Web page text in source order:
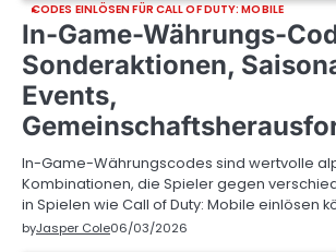
CODES EINLÖSEN FÜR CALL OF DUTY: MOBILE
In-Game-Währungs-
Sonderaktionen,
Events,
In-Game-Währungscodes sind wertvolle
Kombinationen, die Spieler gegen
in Spielen wie Call of Duty: Mobile einlösen
byJasper Cole06/03/2026